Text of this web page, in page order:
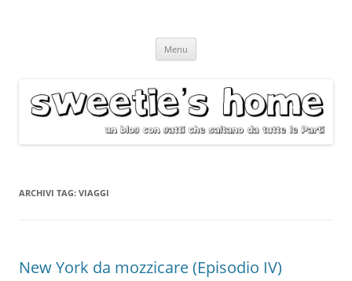
Menu
ARCHIVI TAG: VIAGGI
New York da mozzicare (Episodio IV)